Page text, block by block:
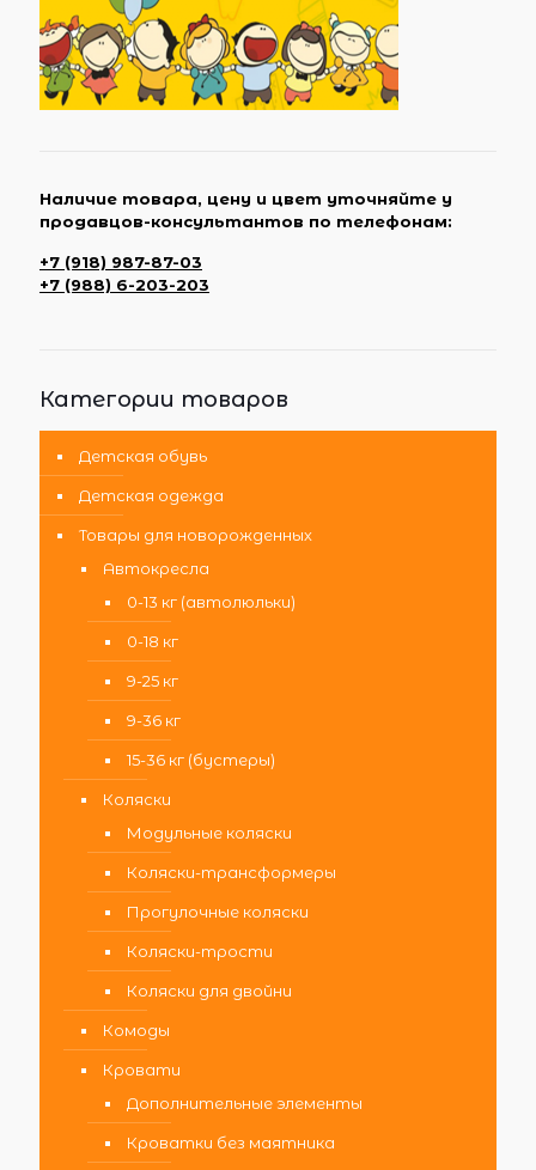
Наличие товара, цену и цвет уточняйте у
продавцов-консультантов по телефонам:
+7 (918) 987-87-03
+7 (988) 6-203-203
Категории товаров
Детская обувь
Детская одежда
Товары для новорожденных
Автокресла
0-13 кг (автолюльки)
0-18 кг
9-25 кг
9-36 кг
15-36 кг (бустеры)
Коляски
Модульные коляски
Коляски-трансформеры
Прогулочные коляски
Коляски-трости
Коляски для двойни
Комоды
Кровати
Дополнительные элементы
Кроватки без маятника